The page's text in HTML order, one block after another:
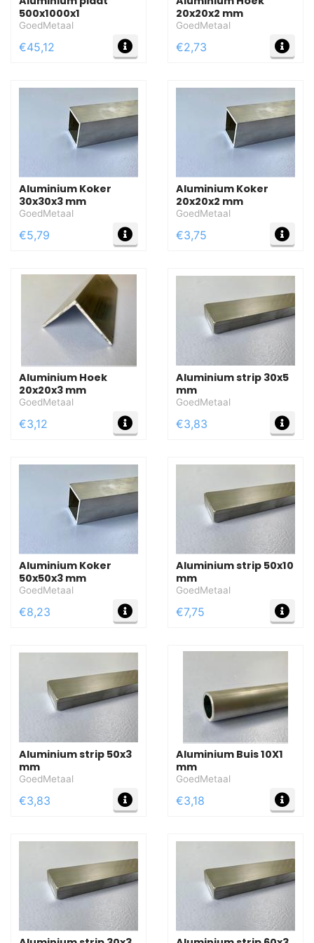
500x1000x1
GoedMetaal
€45,12 MEER INFO
20x20x2 mm
GoedMetaal
€2,73
Aluminium Koker
30x30x3 mm
GoedMetaal
€5,79 MEER INFO
Aluminium Koker
20x20x2 mm
GoedMetaal
€3,75
Aluminium Hoek
20x20x3 mm
GoedMetaal
€3,12 MEER INFO
Aluminium strip 30x5
mm
GoedMetaal
€3,83
Aluminium Koker
50x50x3 mm
GoedMetaal
€8,23 MEER INFO
Aluminium strip 50x10
mm
GoedMetaal
€7,75
Aluminium strip 50x3
mm
GoedMetaal
€3,83 MEER INFO
Aluminium Buis 10X1
mm
GoedMetaal
€3,18